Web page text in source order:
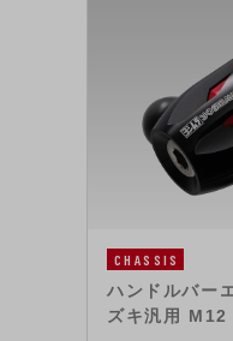
CHASSIS
ハンドルバー
ズキ汎用 M12